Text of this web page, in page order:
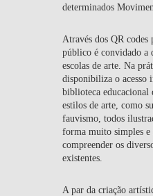
determinados
Através dos QR codes
público é convidado a
escolas de arte. Na
disponibiliza o acesso
biblioteca educacional
estilos de arte, como
fauvismo, todos
forma muito simples e
compreender os
existentes.
A par da criação